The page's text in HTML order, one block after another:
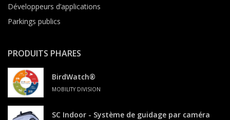
Développeurs d’applications
Parkings publics
PRODUITS PHARES
BirdWatch®
MOBILITY DIVISION
SC Indoor - Système de guidage par caméra